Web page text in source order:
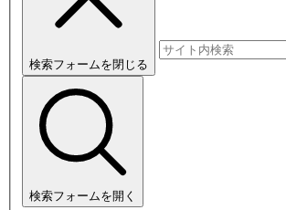
検索フォームを閉じる
検索フォームを開く